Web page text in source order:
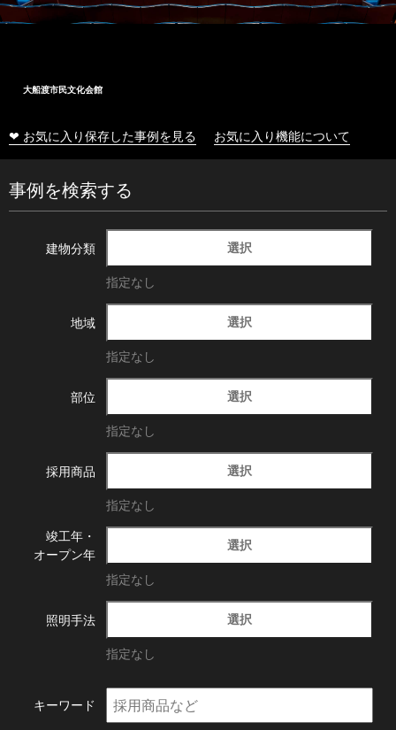
大船渡市民文化会館
❤ お気に入り保存した事例を見る お気に入り機能について
事例を検索する
建物分類 選択
指定なし
地域 選択
指定なし
部位 選択
指定なし
採用商品 選択
指定なし
竣工年・
オープン年
選択
指定なし
照明手法 選択
指定なし
キーワード